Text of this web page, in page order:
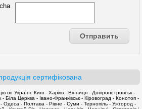
сертифікована
по Україні: Київ - Харків - Вінниця - Дніпропетровськ -
Церква - Івано-Франківськ - Кіровоград - Конотоп -
Одеса - Полтава - Рівне - Суми - Тернопіль - Ужгород -